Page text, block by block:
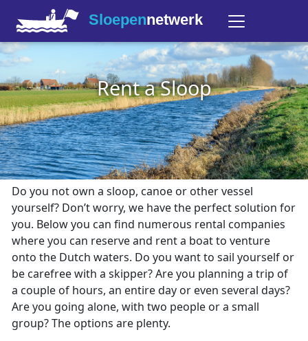
Sloepennetwerk
Rent a Sloop
Do you not own a sloop, canoe or other vessel
yourself? Don’t worry, we have the perfect solution for
you. Below you can find numerous rental companies
where you can reserve and rent a boat to venture
onto the Dutch waters. Do you want to sail yourself or
be carefree with a skipper? Are you planning a trip of
a couple of hours, an entire day or even several days?
Are you going alone, with two people or a small
group? The options are plenty.